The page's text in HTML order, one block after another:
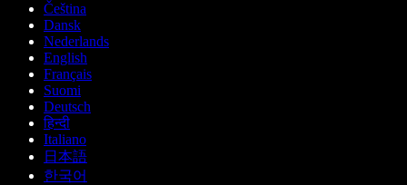
Čeština
Dansk
Nederlands
English
Français
Suomi
Deutsch
हिन्दी
Italiano
日本語
한국어